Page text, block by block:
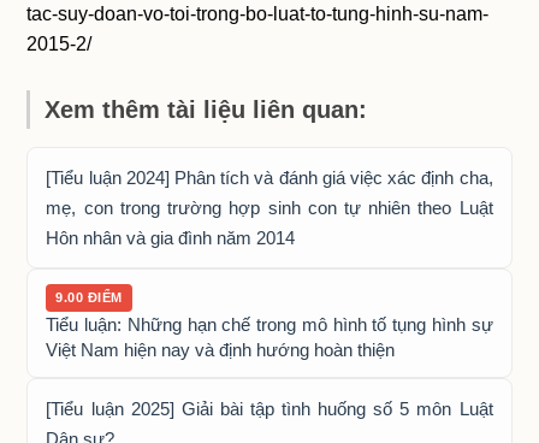
tac-suy-doan-vo-toi-trong-bo-luat-to-tung-hinh-su-nam-
2015-2/
Xem thêm tài liệu liên quan:
[Tiểu luận 2024] Phân tích và đánh giá việc xác định cha,
mẹ, con trong trường hợp sinh con tự nhiên theo Luật
Hôn nhân và gia đình năm 2014
9.00 ĐIỂM
Tiểu luận: Những hạn chế trong mô hình tố tụng hình sự
Việt Nam hiện nay và định hướng hoàn thiện
[Tiểu luận 2025] Giải bài tập tình huống số 5 môn Luật
Dân sự?